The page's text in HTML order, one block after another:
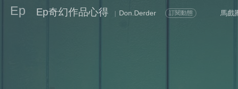
Ep Ep奇幻作品心得 Don.Derder 訂閱動態 馬戲